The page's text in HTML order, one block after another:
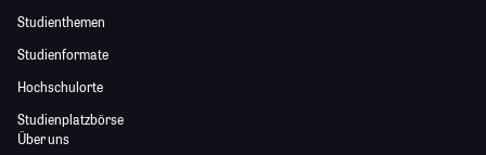
Studienthemen
Studienformate
Hochschulorte
Studienplatzbörse
Über uns